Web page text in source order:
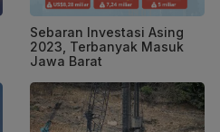
Sebaran Investasi Asing
2023, Terbanyak Masuk
Jawa Barat